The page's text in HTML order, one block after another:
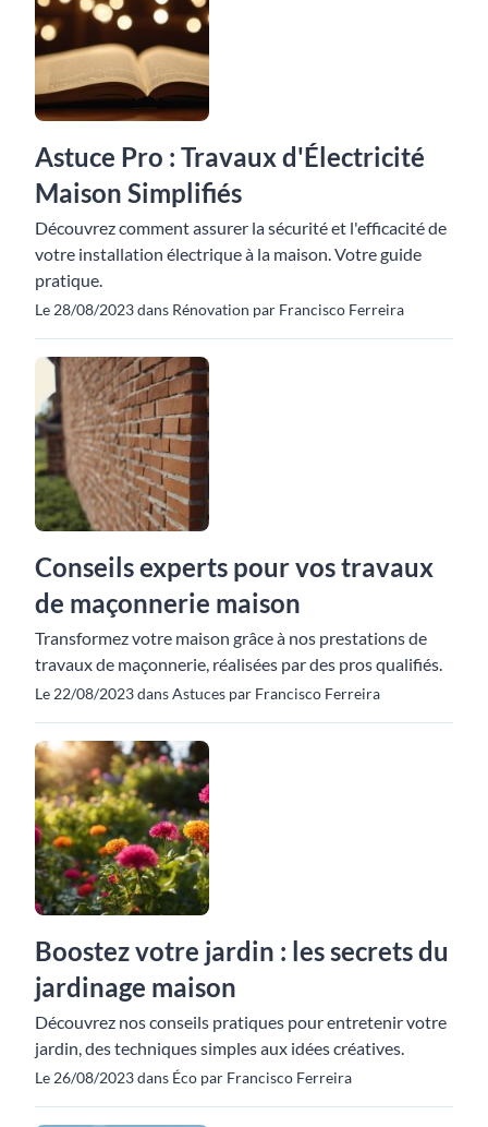
Astuce Pro : Travaux d'Électricité
Maison Simplifiés
Découvrez comment assurer la sécurité et l'efficacité de
votre installation électrique à la maison. Votre guide
pratique.
Le 28/08/2023 dans Rénovation par Francisco Ferreira
Conseils experts pour vos travaux
de maçonnerie maison
Transformez votre maison grâce à nos prestations de
travaux de maçonnerie, réalisées par des pros qualifiés.
Le 22/08/2023 dans Astuces par Francisco Ferreira
Boostez votre jardin : les secrets du
jardinage maison
Découvrez nos conseils pratiques pour entretenir votre
jardin, des techniques simples aux idées créatives.
Le 26/08/2023 dans Éco par Francisco Ferreira